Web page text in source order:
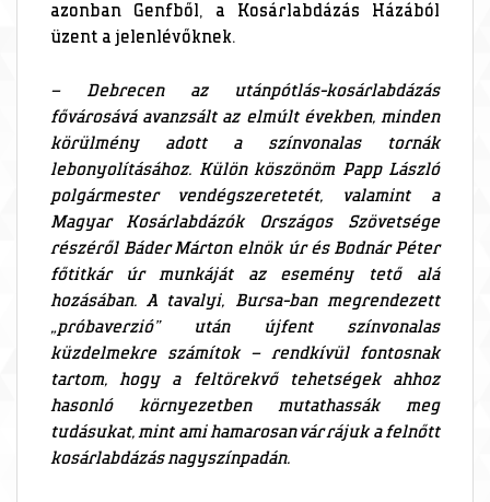
azonban Genfből, a Kosárlabdázás Házából
üzent a jelenlévőknek.
– Debrecen az utánpótlás-kosárlabdázás
fővárosává avanzsált az elmúlt években, minden
körülmény adott a színvonalas tornák
lebonyolításához. Külön köszönöm Papp László
polgármester vendégszeretetét, valamint a
Magyar Kosárlabdázók Országos Szövetsége
részéről Báder Márton elnök úr és Bodnár Péter
főtitkár úr munkáját az esemény tető alá
hozásában. A tavalyi, Bursa-ban megrendezett
„próbaverzió” után újfent színvonalas
küzdelmekre számítok – rendkívül fontosnak
tartom, hogy a feltörekvő tehetségek ahhoz
hasonló környezetben mutathassák meg
tudásukat, mint ami hamarosan vár rájuk a felnőtt
kosárlabdázás nagyszínpadán.